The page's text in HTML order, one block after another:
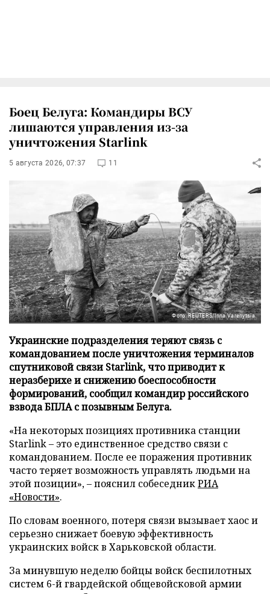
Боец Белуга: Командиры ВСУ
лишаются управления из-за
уничтожения Starlink
5 августа 2026, 07:37 11
Фото: REUTERS/Inna Varenytsia
Украинские подразделения теряют связь с
командованием после уничтожения терминалов
спутниковой связи Starlink, что приводит к
неразберихе и снижению боеспособности
формирований, сообщил командир российского
взвода БПЛА с позывным Белуга.
«На некоторых позициях противника станции
Starlink – это единственное средство связи с
командованием. После ее поражения противник
часто теряет возможность управлять людьми на
этой позиции», – пояснил собеседникРИА
«Новости».
По словам военного, потеря связи вызывает хаос и
серьезно снижает боевую эффективность
украинских войск в Харьковской области.
За минувшую неделю бойцы войск беспилотных
систем 6-й гвардейской общевойсковой армии